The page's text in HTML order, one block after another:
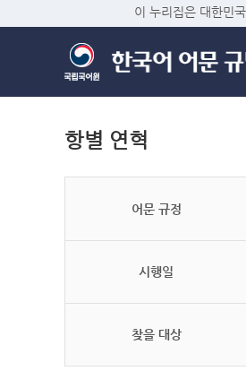
이 누리집은 대한민
항별 연혁
어문 규정
시행일
찾을 대상